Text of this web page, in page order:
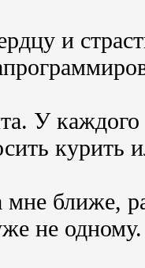
и
У
курить
ближе,
не одному.